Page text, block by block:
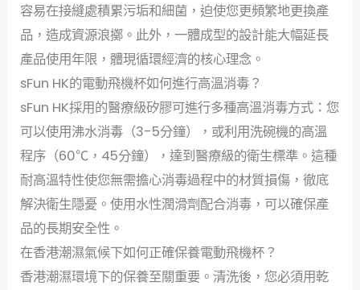
容易在接縫處積累污垢和細菌，迫使您更頻繁地更換產
品，造成資源浪擲。此外，一體成型的設計能大幅延長
產品使用年限，體現循環經濟的核心理念。
sFun HK的電動飛機杯如何進行高溫消毒？
sFun HK採用的醫療級矽膠可進行多種高溫消毒方式：您
可以使用沸水消毒（3-5分鐘），或利用洗碗機的高溫
程序（60℃，45分鐘），達到醫療級的衛生標準。這種
耐高溫特性使您無需擔心消毒過程中的材質損傷，徹底
解決衛生隱憂。使用水性潤滑劑配合消毒，可以確保產
品的長期安全性。
在香港潮濕氣候下如何正確保養電動飛機杯？
香港潮濕環境下的保養至關重要。清洗後，您必須用乾